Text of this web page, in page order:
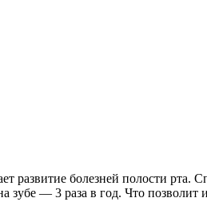
развитие болезней полости рта.
— 3 раза в год. Что позволит